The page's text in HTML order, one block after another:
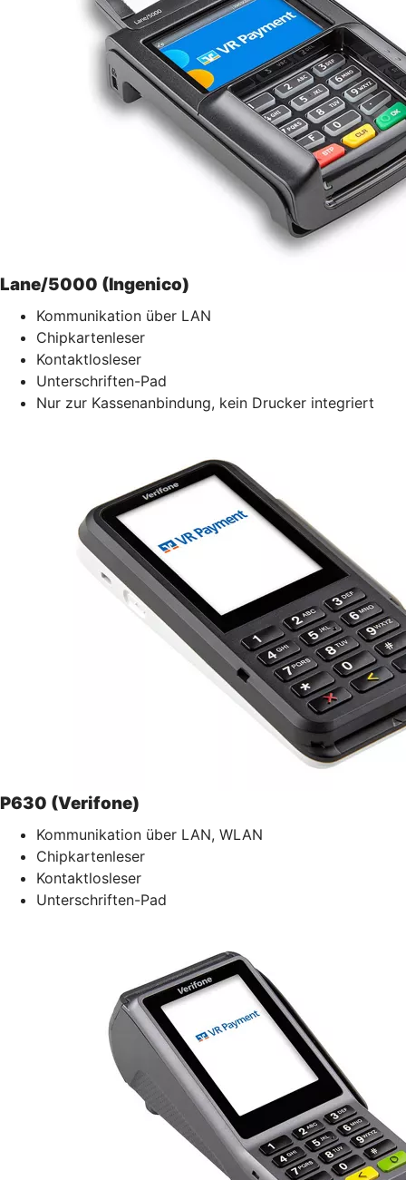
Lane/5000 (Ingenico)
Kommunikation über LAN
Chipkartenleser
Kontaktlosleser
Unterschriften-Pad
Nur zur Kassenanbindung, kein Drucker integriert
P630 (Verifone)
Kommunikation über LAN, WLAN
Chipkartenleser
Kontaktlosleser
Unterschriften-Pad